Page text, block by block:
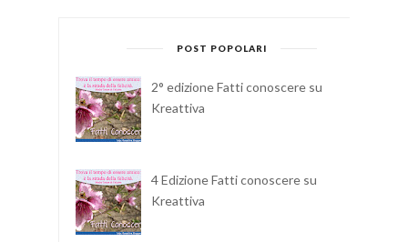
POST POPOLARI
2° edizione Fatti conoscere su
Kreattiva
4 Edizione Fatti conoscere su
Kreattiva